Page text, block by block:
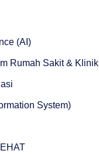
(AI)
Rumah Sakit & Klinik
System)